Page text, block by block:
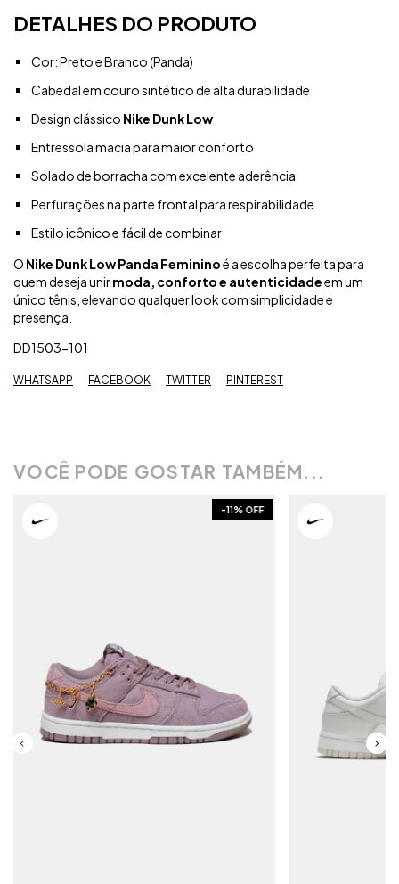
DETALHES DO PRODUTO
Cor: Preto e Branco (Panda)
Cabedal em couro sintético de alta durabilidade
Design clássico Nike Dunk Low
Entressola macia para maior conforto
Solado de borracha com excelente aderência
Perfurações na parte frontal para respirabilidade
Estilo icônico e fácil de combinar
O Nike Dunk Low Panda Femininoé a escolha perfeita para
quem deseja unirmoda, conforto e autenticidadeem um
único tênis, elevando qualquer look com simplicidade e
presença.
DD1503-101
WHATSAPP FACEBOOK TWITTER PINTEREST
VOCÊ PODE GOSTAR TAMBÉM...
-11% OFF